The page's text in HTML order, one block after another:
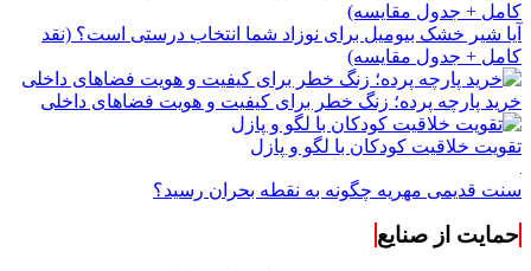
آیا شیر خشک بیومیل برای نوزاد شما انتخاب درستی است؟ (نقد
کامل + جدول مقایسه)
خرید پارچه پرده؛ زنگ خطر برای کیفیت و هویت فضاهای داخلی
تقویت خلاقیت کودکان با لگو و پازل
سنت قدیمی مهریه چگونه به نقطه بحران رسید؟
حمایت از صنایع